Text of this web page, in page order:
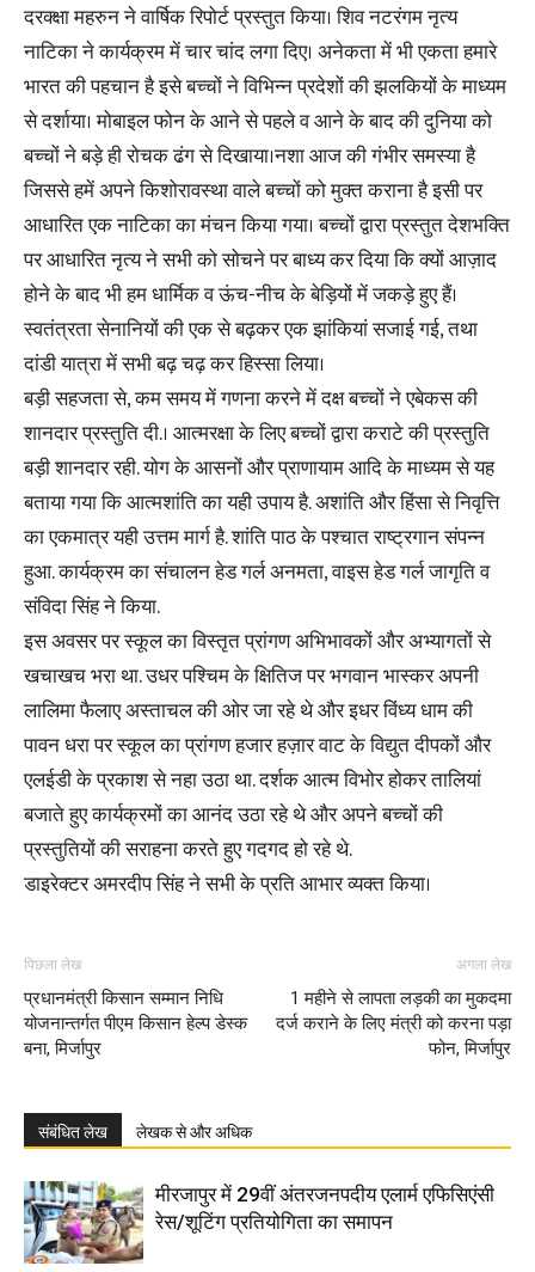
दरक्क्षा महरुन ने वार्षिक रिपोर्ट प्रस्तुत किया। शिव नटरंगम नृत्य
नाटिका ने कार्यक्रम में चार चांद लगा दिए। अनेकता में भी एकता हमारे
भारत की पहचान है इसे बच्चों ने विभिन्न प्रदेशों की झलकियों के माध्यम
से दर्शाया। मोबाइल फोन के आने से पहले व आने के बाद की दुनिया को
बच्चों ने बड़े ही रोचक ढंग से दिखाया।नशा आज की गंभीर समस्या है
जिससे हमें अपने किशोरावस्था वाले बच्चों को मुक्त कराना है इसी पर
आधारित एक नाटिका का मंचन किया गया। बच्चों द्वारा प्रस्तुत देशभक्ति
पर आधारित नृत्य ने सभी को सोचने पर बाध्य कर दिया कि क्यों आज़ाद
होने के बाद भी हम धार्मिक व ऊंच-नीच के बेड़ियों में जकड़े हुए हैं।
स्वतंत्रता सेनानियों की एक से बढ़कर एक झांकियां सजाई गई, तथा
दांडी यात्रा में सभी बढ़ चढ़ कर हिस्सा लिया।
बड़ी सहजता से, कम समय में गणना करने में दक्ष बच्चों ने एबेकस की
शानदार प्रस्तुति दी.। आत्मरक्षा के लिए बच्चों द्वारा कराटे की प्रस्तुति
बड़ी शानदार रही. योग के आसनों और प्राणायाम आदि के माध्यम से यह
बताया गया कि आत्मशांति का यही उपाय है. अशांति और हिंसा से निवृत्ति
का एकमात्र यही उत्तम मार्ग है. शांति पाठ के पश्चात राष्ट्रगान संपन्न
हुआ. कार्यक्रम का संचालन हेड गर्ल अनमता, वाइस हेड गर्ल जागृति व
संविदा सिंह ने किया.
इस अवसर पर स्कूल का विस्तृत प्रांगण अभिभावकों और अभ्यागतों से
खचाखच भरा था. उधर पश्चिम के क्षितिज पर भगवान भास्कर अपनी
लालिमा फैलाए अस्ताचल की ओर जा रहे थे और इधर विंध्य धाम की
पावन धरा पर स्कूल का प्रांगण हजार हज़ार वाट के विद्युत दीपकों और
एलईडी के प्रकाश से नहा उठा था. दर्शक आत्म विभोर होकर तालियां
बजाते हुए कार्यक्रमों का आनंद उठा रहे थे और अपने बच्चों की
प्रस्तुतियों की सराहना करते हुए गदगद हो रहे थे.
डाइरेक्टर अमरदीप सिंह ने सभी के प्रति आभार व्यक्त किया।
पिछला लेख
प्रधानमंत्री किसान सम्मान निधि
योजनान्तर्गत पीएम किसान हेल्प डेस्क
बना, मिर्जापुर
अगला लेख
1 महीने से लापता लड़की का मुकदमा
दर्ज कराने के लिए मंत्री को करना पड़ा
फोन, मिर्जापुर
संबंधित लेख लेखक से और अधिक
मीरजापुर में 29वीं अंतरजनपदीय एलार्म एफिसिएंसी
रेस/शूटिंग प्रतियोगिता का समापन